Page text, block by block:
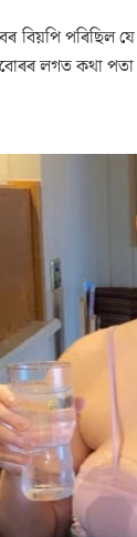
বিয়পি পৰিছিল
লগত কথা পতা